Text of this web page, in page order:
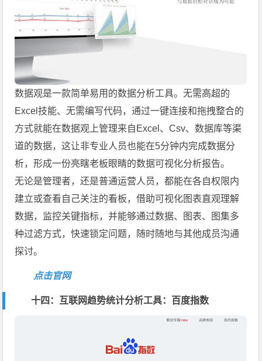
数据观是一款简单易用的数据分析工具。无需高超的
Excel技能、无需编写代码，通过一键连接和拖拽整合的
方式就能在数据观上管理来自Excel、Csv、数据库等渠
道的数据，这让非专业人员也能在5分钟内完成数据分
析，形成一份亮瞎老板眼睛的数据可视化分析报告。
无论是管理者，还是普通运营人员，都能在各自权限内
建立或查看自己关注的看板，借助可视化图表直观理解
数据，监控关键指标，并能够通过数据、图表、图集多
种过滤方式，快速锁定问题，随时随地与其他成员沟通
探讨。
点击官网
十四：互联网趋势统计分析工具：百度指数